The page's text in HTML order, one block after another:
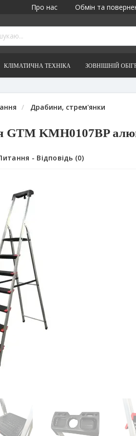
Про нас Обмін та
КЛІМАТИЧНА ТЕХНІКА ЗОВНІШНІЙ
Драбини, стрем'янки
GTM KMH0107BP
- Відповідь (0)